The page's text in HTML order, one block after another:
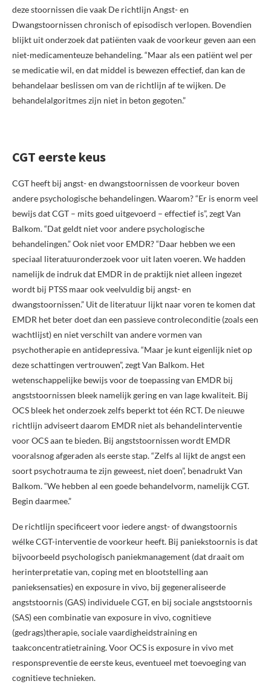
deze stoornissen die vaak De richtlijn Angst- en
Dwangstoornissen chronisch of episodisch verlopen. Bovendien
blijkt uit onderzoek dat patiënten vaak de voorkeur geven aan een
niet-medicamenteuze behandeling. “Maar als een patiënt wel per
se medicatie wil, en dat middel is bewezen effectief, dan kan de
behandelaar beslissen om van de richtlijn af te wijken. De
behandelalgoritmes zijn niet in beton gegoten.”
CGT eerste keus
CGT heeft bij angst- en dwangstoornissen de voorkeur boven
andere psychologische behandelingen. Waarom? “Er is enorm veel
bewijs dat CGT – mits goed uitgevoerd – effectief is”, zegt Van
Balkom. “Dat geldt niet voor andere psychologische
behandelingen.” Ook niet voor EMDR? “Daar hebben we een
speciaal literatuuronderzoek voor uit laten voeren. We hadden
namelijk de indruk dat EMDR in de praktijk niet alleen ingezet
wordt bij PTSS maar ook veelvuldig bij angst- en
dwangstoornissen.” Uit de literatuur lijkt naar voren te komen dat
EMDR het beter doet dan een passieve controleconditie (zoals een
wachtlijst) en niet verschilt van andere vormen van
psychotherapie en antidepressiva. “Maar je kunt eigenlijk niet op
deze schattingen vertrouwen”, zegt Van Balkom. Het
wetenschappelijke bewijs voor de toepassing van EMDR bij
angststoornissen bleek namelijk gering en van lage kwaliteit. Bij
OCS bleek het onderzoek zelfs beperkt tot één RCT. De nieuwe
richtlijn adviseert daarom EMDR niet als behandelinterventie
voor OCS aan te bieden. Bij angststoornissen wordt EMDR
vooralsnog afgeraden als eerste stap. “Zelfs al lijkt de angst een
soort psychotrauma te zijn geweest, niet doen”, benadrukt Van
Balkom. “We hebben al een goede behandelvorm, namelijk CGT.
Begin daarmee.”
De richtlijn specificeert voor iedere angst- of dwangstoornis
wélke CGT-interventie de voorkeur heeft. Bij paniekstoornis is dat
bijvoorbeeld psychologisch paniekmanagement (dat draait om
herinterpretatie van, coping met en blootstelling aan
panieksensaties) en exposure in vivo, bij gegeneraliseerde
angststoornis (GAS) individuele CGT, en bij sociale angststoornis
(SAS) een combinatie van exposure in vivo, cognitieve
(gedrags)therapie, sociale vaardigheidstraining en
taakconcentratietraining. Voor OCS is exposure in vivo met
responspreventie de eerste keus, eventueel met toevoeging van
cognitieve technieken.